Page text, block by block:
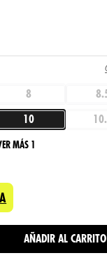
8
10
MÁS 1
AÑADIR AL CARRITO